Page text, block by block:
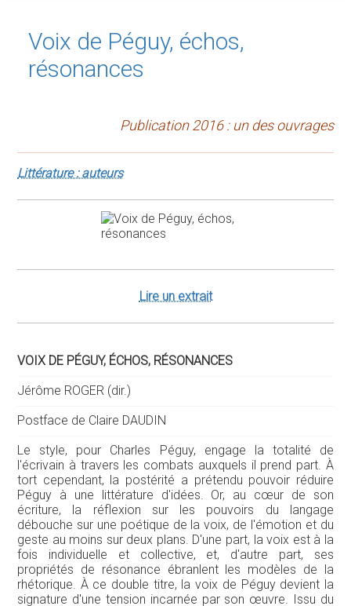
Voix de Péguy, échos,
résonances
Publication 2016 : un des ouvrages
Littérature : auteurs
Lire un extrait
VOIX DE PÉGUY, ÉCHOS, RÉSONANCES
Jérôme ROGER (dir.)
Postface de Claire DAUDIN
Le style, pour Charles Péguy, engage la totalité de
l'écrivain à travers les combats auxquels il prend part. À
tort cependant, la postérité a prétendu pouvoir réduire
Péguy à une littérature d'idées. Or, au cœur de son
écriture, la réflexion sur les pouvoirs du langage
débouche sur une poétique de la voix, de l'émotion et du
geste au moins sur deux plans. D'une part, la voix est à la
fois individuelle et collective, et, d'autre part, ses
propriétés de résonance ébranlent les modèles de la
rhétorique. À ce double titre, la voix de Péguy devient la
signature d'une tension incarnée par son œuvre. Issu du